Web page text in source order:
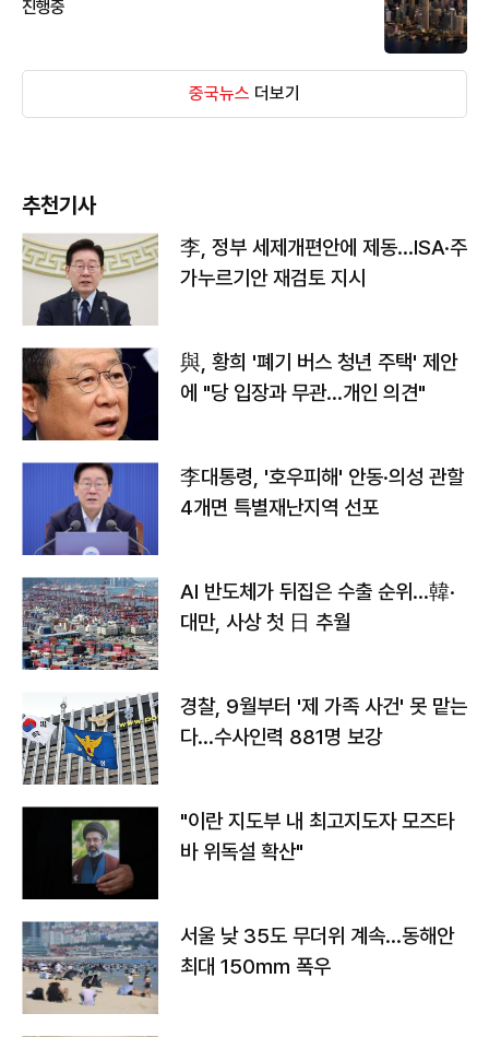
진행중
중국뉴스 더보기
추천기사
李, 정부 세제개편안에 제동…ISA·주
가누르기안 재검토 지시
與, 황희 '폐기 버스 청년 주택' 제안
에 "당 입장과 무관…개인 의견"
李대통령, '호우피해' 안동·의성 관할
4개면 특별재난지역 선포
AI 반도체가 뒤집은 수출 순위…韓·
대만, 사상 첫 日 추월
경찰, 9월부터 '제 가족 사건' 못 맡는
다…수사인력 881명 보강
"이란 지도부 내 최고지도자 모즈타
바 위독설 확산"
서울 낮 35도 무더위 계속…동해안
최대 150㎜ 폭우